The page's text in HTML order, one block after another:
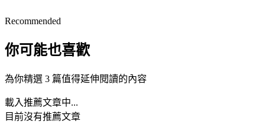
Recommended
你可能也喜歡
為你精選 3 篇值得延伸閱讀的內容
載入推薦文章中...
目前沒有推薦文章